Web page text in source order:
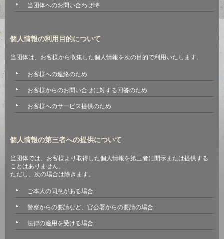
当団体へのお問い合わせ時
個人情報の利用目的について
当団体は、お客様から収集した個人情報を次の目的で利用いたします。
お客様への連絡のため
お客様からのお問い合せに対する回答のため
お客様へのサービス提供のため
個人情報の第三者への提供について
当団体では、お客様より取得した個人情報を第三者に開示または提供する
ことはありません。
ただし、次の場合は除きます。
ご本人の同意がある場合
警察からの要請など、官公署からの要請の場合
法律の適用を受ける場合